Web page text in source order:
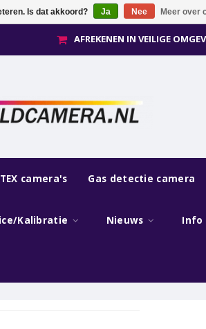
AFREKENEN IN VEILIGE
camera's Gas detectie camera
Kalibratie Nieuws Info
Is dat akkoord? Ja Nee Meer over